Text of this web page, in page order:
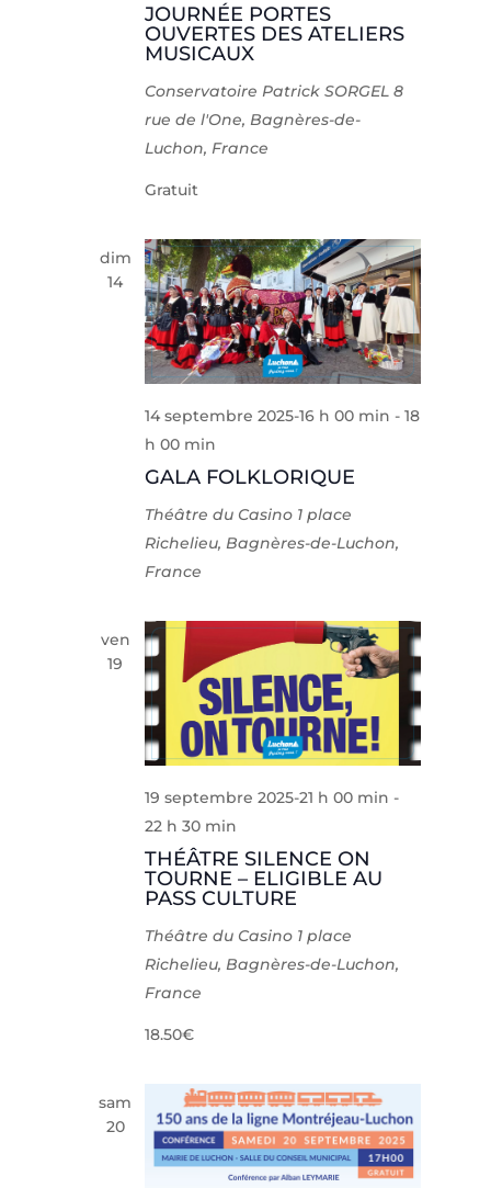
JOURNÉE PORTES
OUVERTES DES ATELIERS
MUSICAUX
Conservatoire Patrick SORGEL8
rue de l'One, Bagnères-de-
Luchon, France
Gratuit
dim
14
GALA FOLKLORIQUE
14 septembre 2025-16 h 00 min -18
h 00 min
Théâtre du Casino 1 place
Richelieu, Bagnères-de-Luchon,
France
ven
19
THÉÂTRE SILENCE ON
TOURNE – ELIGIBLE AU
PASS CULTURE
19 septembre 2025-21 h 00 min -
22 h 30 min
Théâtre du Casino 1 place
Richelieu, Bagnères-de-Luchon,
France
18.50€
sam
20